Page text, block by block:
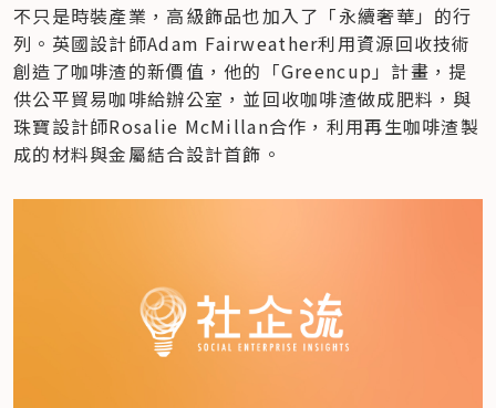
不只是時裝產業，高級飾品也加入了「永續奢華」的行
列。英國設計師Adam Fairweather利用資源回收技術
創造了咖啡渣的新價值，他的「Greencup」計畫，提
供公平貿易咖啡給辦公室，並回收咖啡渣做成肥料，與
珠寶設計師Rosalie McMillan合作，利用再生咖啡渣製
成的材料與金屬結合設計首飾。